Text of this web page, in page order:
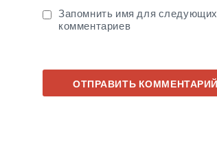
Запомнить имя для следующих
комментариев